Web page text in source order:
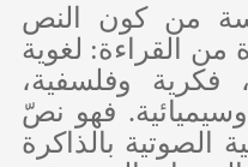
من كون النص
القراءة: لغوية
فكرية وفلسفية،
فهو نصّ
الصوتية بالذاكرة